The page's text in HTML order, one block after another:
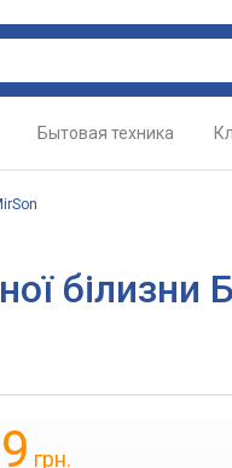
Бытовая техника
білизни
грн.